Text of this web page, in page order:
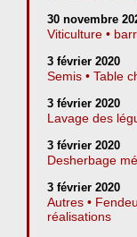
30 novembre
Viticulture •
3 février 2020
Semis • Table
3 février 2020
Lavage des
3 février 2020
Desherbage
3 février 2020
Autres •
réalisations